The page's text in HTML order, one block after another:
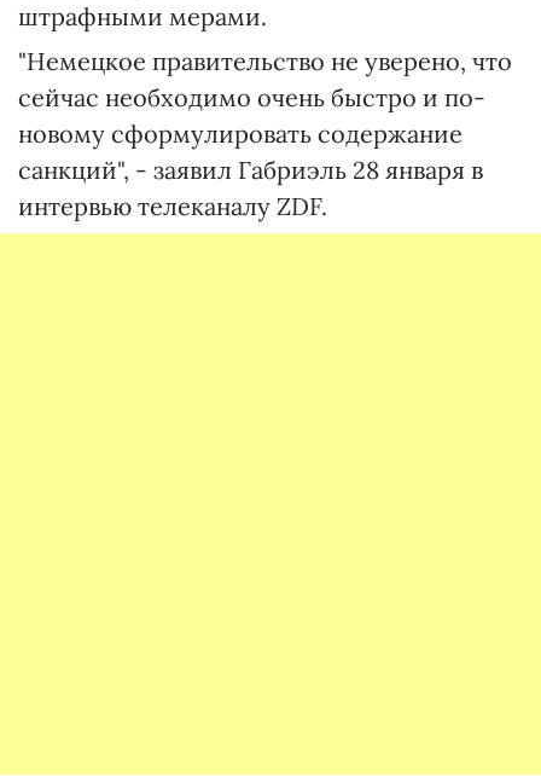
штрафными мерами.
"Немецкое правительство не уверено, что
сейчас необходимо очень быстро и по-
новому сформулировать содержание
санкций", - заявил Габриэль 28 января в
интервью телеканалу ZDF.